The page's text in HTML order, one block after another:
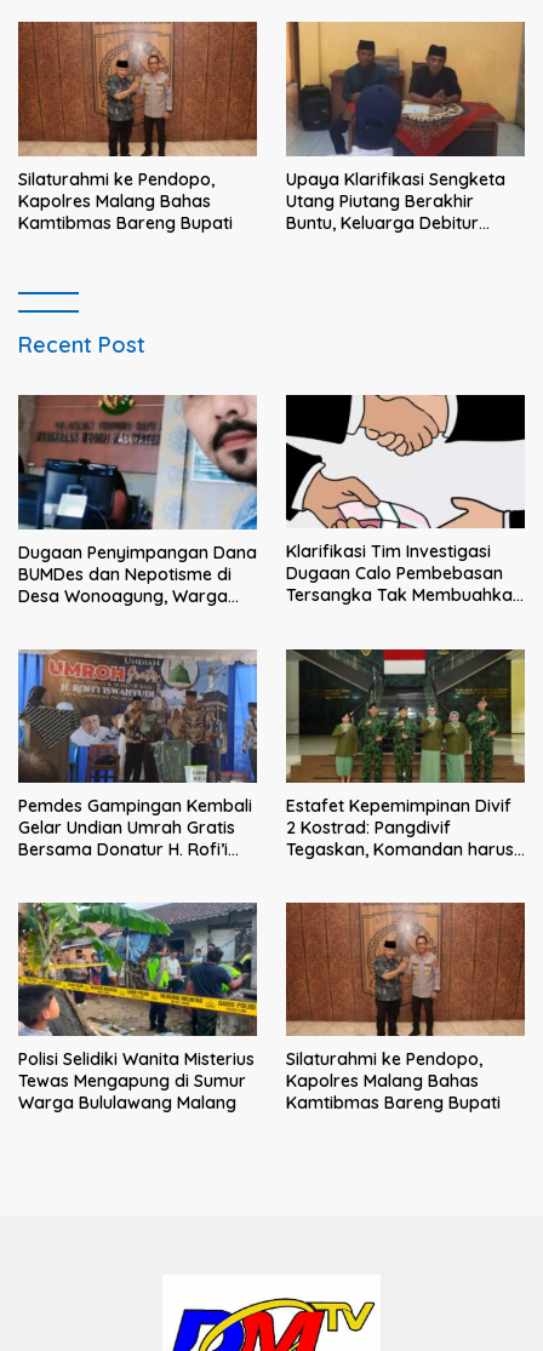
dan solusi bagi prajurit
Silaturahmi ke Pendopo,
Kapolres Malang Bahas
Kamtibmas Bareng Bupati
Upaya Klarifikasi Sengketa
Utang Piutang Berakhir
Buntu, Keluarga Debitur
Recent Post
Dugaan Penyimpangan Dana
BUMDes dan Nepotisme di
Desa Wonoagung, Warga
Klarifikasi Tim Investigasi
Dugaan Calo Pembebasan
Tersangka Tak Membuahkan
Pemdes Gampingan Kembali
Gelar Undian Umrah Gratis
Bersama Donatur H. Rofi’i
Estafet Kepemimpinan Divif
2 Kostrad: Pangdivif
Tegaskan, Komandan harus
Polisi Selidiki Wanita Misterius
Tewas Mengapung di Sumur
Warga Bululawang Malang
Silaturahmi ke Pendopo,
Kapolres Malang Bahas
Kamtibmas Bareng Bupati